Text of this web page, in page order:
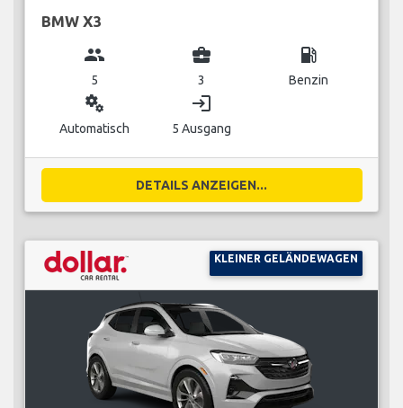
BMW X3
group
5
business_center
3
local_gas_station
Benzin
miscellaneous_services
Automatisch
login
5 Ausgang
DETAILS ANZEIGEN...
KLEINER GELÄNDEWAGEN